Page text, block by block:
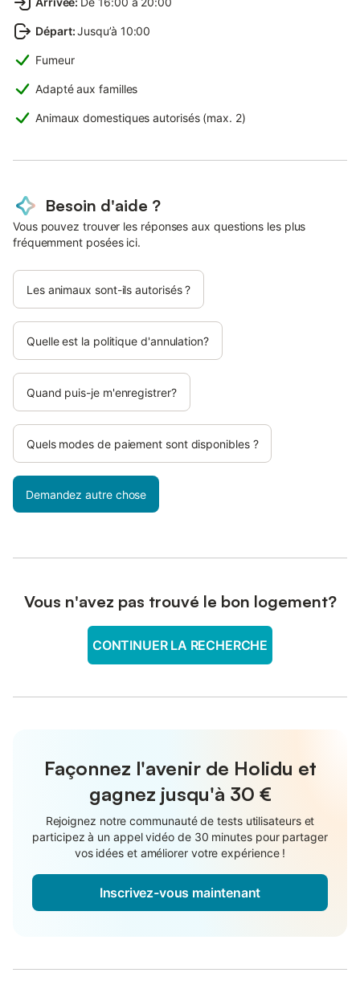
Départ:Jusqu’à 10:00
Fumeur
Adapté aux familles
Animaux domestiques autorisés (max. 2)
Besoin d'aide ?
Vous pouvez trouver les réponses aux questions les plus
fréquemment posées ici.
Les animaux sont-ils autorisés ?
Quelle est la politique d'annulation?
Quand puis-je m'enregistrer?
Quels modes de paiement sont disponibles ?
Demandez autre chose
Vous n'avez pas trouvé le bon logement?
CONTINUER LA RECHERCHE
Façonnez l'avenir de Holidu et
gagnez jusqu'à 30 €
Rejoignez notre communauté de tests utilisateurs et
participez à un appel vidéo de 30 minutes pour partager
vos idées et améliorer votre expérience !
Inscrivez-vous maintenant